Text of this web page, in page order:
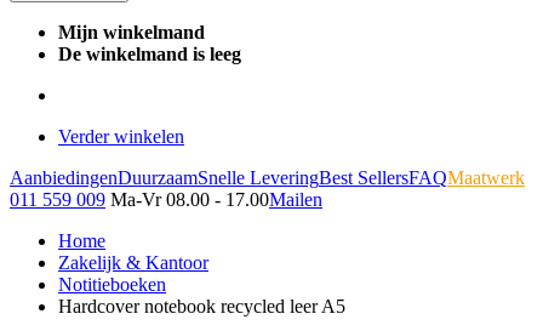
Mijn winkelmand
De winkelmand is leeg
Verder winkelen
AanbiedingenDuurzaamSnelle LeveringBest SellersFAQMaatwerk
011 559 009 Ma-Vr 08.00 - 17.00Mailen
Home
Zakelijk & Kantoor
Notitieboeken
Hardcover notebook recycled leer A5